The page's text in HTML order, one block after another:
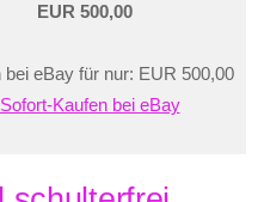
EUR 500,00
bei eBay für nur: EUR 500,00
Sofort-Kaufen bei eBay